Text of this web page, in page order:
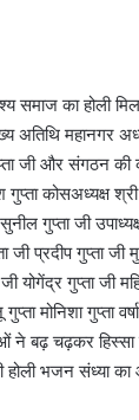
समाज का होली
अतिथि महानगर
और संगठन की
कोसअध्यक्ष श्री
गुप्ता जी
जी प्रदीप गुप्ता जी
योगेंद्र गुप्ता जी
मोनिशा गुप्ता
ने बढ़ चढ़कर
होली भजन संध्या